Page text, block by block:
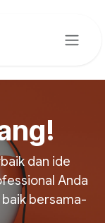
dan ide
Anda
bersama-